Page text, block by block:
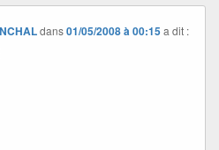
dans01/05/2008 à 00:15 a dit :